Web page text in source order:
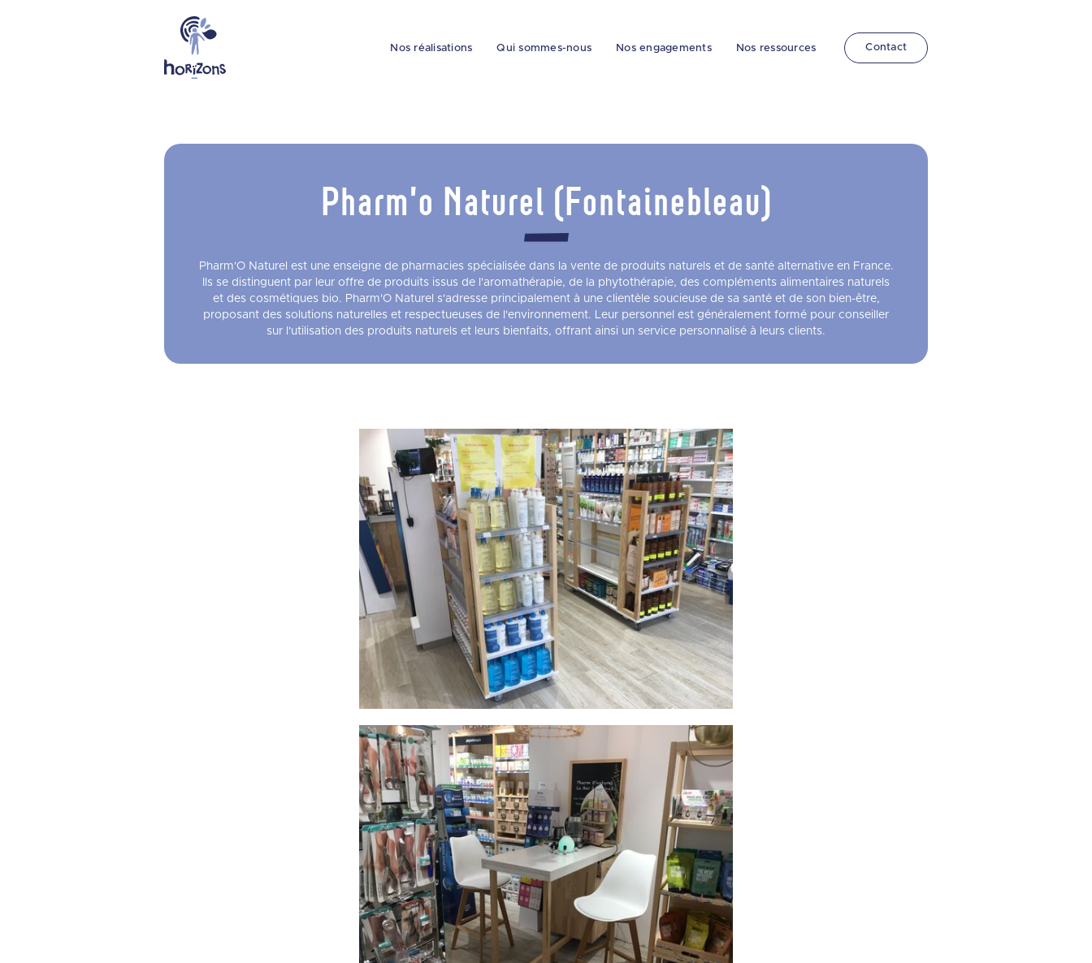
Nos réalisations Qui sommes-nous Nos engagements Nos ressources Contact
Pharm'o Naturel (Fontainebleau)
Pharm'O Naturel est une enseigne de pharmacies spécialisée dans la vente de produits naturels et de santé alternative en France.
Ils se distinguent par leur offre de produits issus de l'aromathérapie, de la phytothérapie, des compléments alimentaires naturels
et des cosmétiques bio. Pharm'O Naturel s'adresse principalement à une clientèle soucieuse de sa santé et de son bien-être,
proposant des solutions naturelles et respectueuses de l'environnement. Leur personnel est généralement formé pour conseiller
sur l'utilisation des produits naturels et leurs bienfaits, offrant ainsi un service personnalisé à leurs clients.